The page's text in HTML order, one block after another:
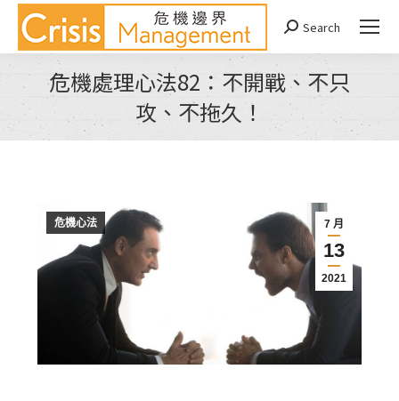
Search:
Search
危機處理心法82：不開戰、不只
攻、不拖久！
You are here:
7 月
13
2021
危機心法